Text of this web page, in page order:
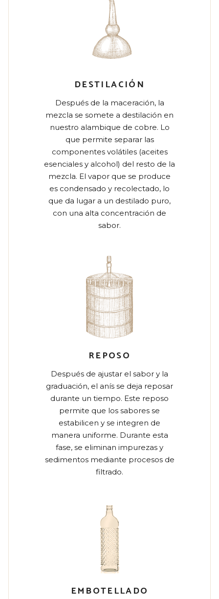
DESTILACIÓN
Después de la maceración, la
mezcla se somete a destilación en
nuestro alambique de cobre. Lo
que permite separar las
componentes volátiles (aceites
esenciales y alcohol) del resto de la
mezcla. El vapor que se produce
es condensado y recolectado, lo
que da lugar a un destilado puro,
con una alta concentración de
sabor.
REPOSO
Después de ajustar el sabor y la
graduación, el anís se deja reposar
durante un tiempo. Este reposo
permite que los sabores se
estabilicen y se integren de
manera uniforme. Durante esta
fase, se eliminan impurezas y
sedimentos mediante procesos de
filtrado.
EMBOTELLADO